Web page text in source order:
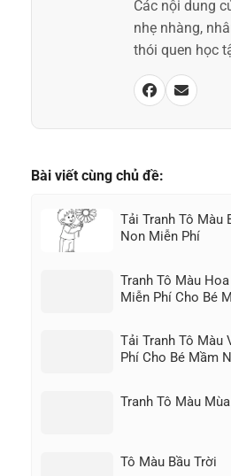
Các nội dung
nhẹ nhàng,
thói quen học
Bài viết cùng chủ đề:
Tải Tranh Tô Màu
Non Miễn Phí
Tranh Tô Màu
Miễn Phí Cho Bé
Tải Tranh Tô Màu
Phí Cho Bé Mầm
Tranh Tô Màu
Tô Màu Bầu Trời